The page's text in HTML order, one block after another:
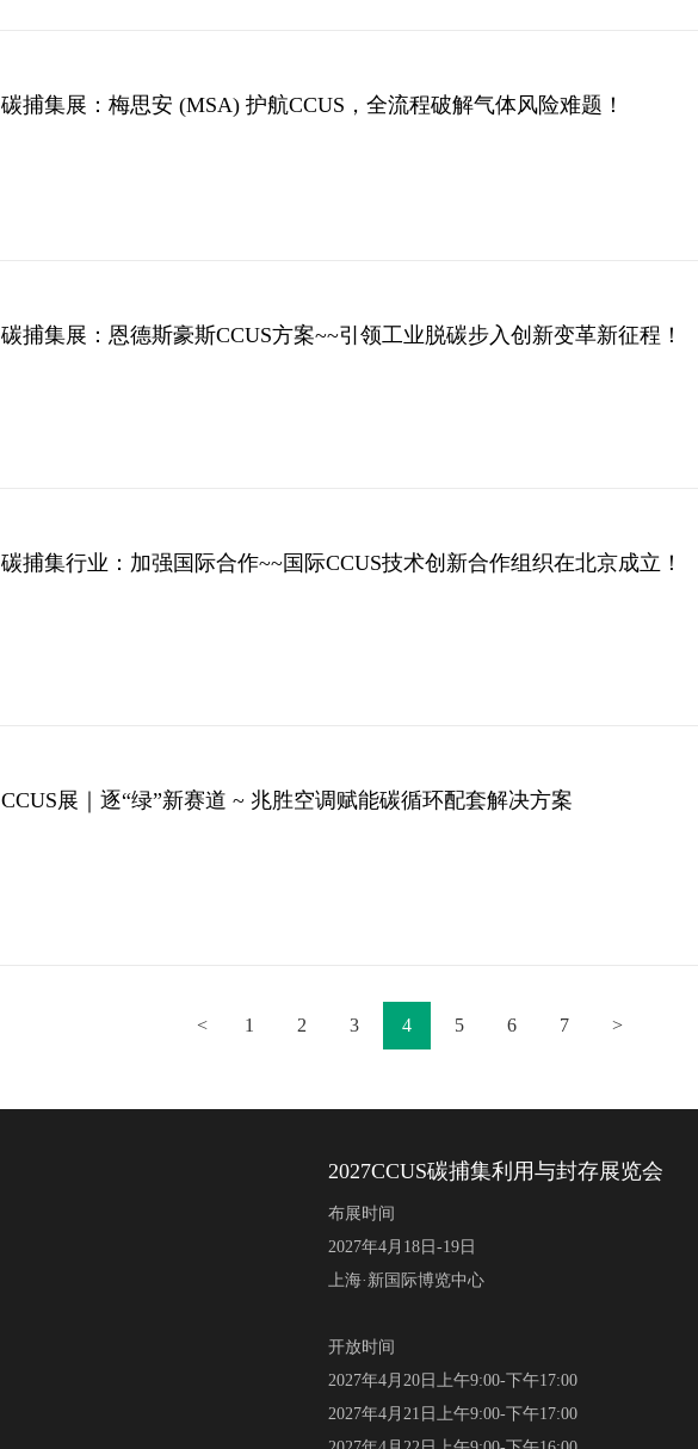
碳捕集展：梅思安 (MSA) 护航CCUS，全流程破解气体风险难题！
碳捕集展：恩德斯豪斯CCUS方案~~引领工业脱碳步入创新变革新征程！
碳捕集行业：加强国际合作~~国际CCUS技术创新合作组织在北京成立！
CCUS展｜逐“绿”新赛道 ~ 兆胜空调赋能碳循环配套解决方案
< 1 2 3 4 5 6 7 >
2027CCUS碳捕集利用与封存展览会
布展时间
2027年4月18日-19日
上海·新国际博览中心
开放时间
2027年4月20日上午9:00-下午17:00
2027年4月21日上午9:00-下午17:00